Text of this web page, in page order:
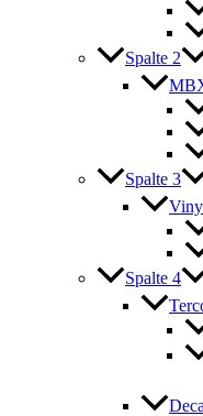
Spalte 2
Spalte 3
Spalte 4